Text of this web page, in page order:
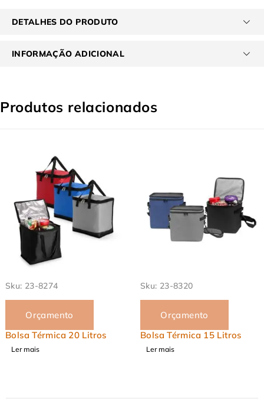
DETALHES DO PRODUTO
INFORMAÇÃO ADICIONAL
Produtos relacionados
Sku: 23-8274
Orçamento
Bolsa Térmica 20 Litros
Ler mais
Sku: 23-8320
Orçamento
Bolsa Térmica 15 Litros
Ler mais